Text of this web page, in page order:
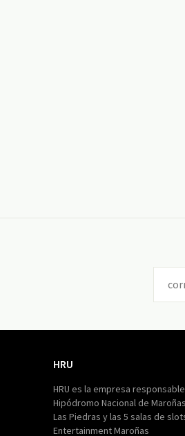
HRU
HRU es la empresa
Hipódromo Nacional de
Las Piedras y las 5 salas de
Entertainment Maroñas